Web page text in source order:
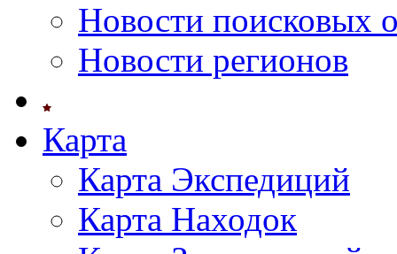
Новости поисковых
Новости регионов
Карта
Карта Экспедиций
Карта Находок